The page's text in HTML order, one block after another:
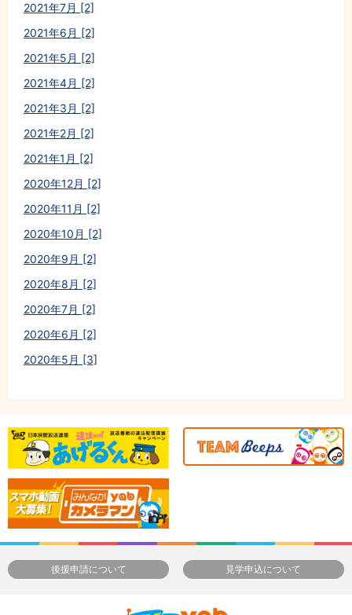
2021年7月 [2]
2021年6月 [2]
2021年5月 [2]
2021年4月 [2]
2021年3月 [2]
2021年2月 [2]
2021年1月 [2]
2020年12月 [2]
2020年11月 [2]
2020年10月 [2]
2020年9月 [2]
2020年8月 [2]
2020年7月 [2]
2020年6月 [2]
2020年5月 [3]
後援申請について 見学申込について